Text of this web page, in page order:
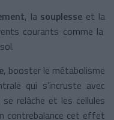
, la souplesse et la
courants comme la
, booster le métabolisme
qui s’incruste avec
relâche et les cellules
contrebalance cet effet